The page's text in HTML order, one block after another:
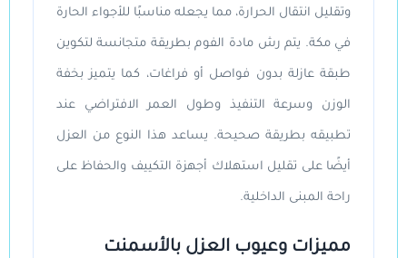
وتقليل انتقال الحرارة، مما يجعله مناسبًا للأجواء الحارة
في مكة. يتم رش مادة الفوم بطريقة متجانسة لتكوين
طبقة عازلة بدون فواصل أو فراغات، كما يتميز بخفة
الوزن وسرعة التنفيذ وطول العمر الافتراضي عند
تطبيقه بطريقة صحيحة. يساعد هذا النوع من العزل
أيضًا على تقليل استهلاك أجهزة التكييف والحفاظ على
راحة المبنى الداخلية.
مميزات وعيوب العزل بالأسمنت